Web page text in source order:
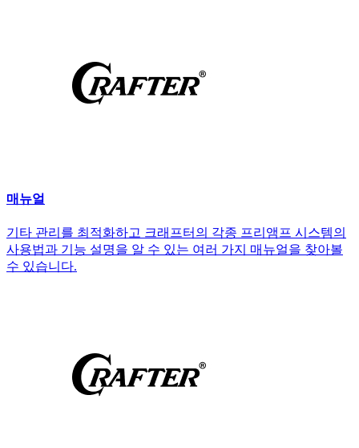
매뉴얼
기타 관리를 최적화하고 크래프터의 각종 프리앰프 시스템의
사용법과 기능 설명을 알 수 있는 여러 가지 매뉴얼을 찾아볼
수 있습니다.